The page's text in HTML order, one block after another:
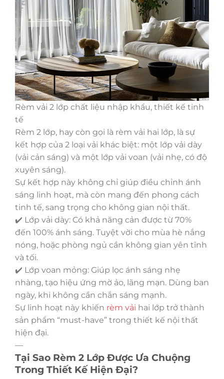
Rèm vải 2 lớp chất liệu nhập khẩu, thiết kế tinh
tế
Rèm 2 lớp, hay còn gọi là rèm vải hai lớp, là sự
kết hợp của 2 loại vải khác biệt: một lớp vải dày
(vải cản sáng) và một lớp vải voan (vải nhẹ, có độ
xuyên sáng).
Sự kết hợp này không chỉ giúp điều chỉnh ánh
sáng linh hoạt, mà còn mang đến phong cách
tinh tế, sang trọng cho không gian nội thất.
✔️ Lớp vải dày: Có khả năng cản được từ 70%
đến 100% ánh sáng. Tuyệt vời cho mùa hè nắng
nóng, hoặc phòng ngủ cần không gian yên tĩnh
và tối.
✔️ Lớp voan mỏng: Giúp lọc ánh sáng nhẹ
nhàng, tạo hiệu ứng mờ ảo, lãng mạn. Dùng ban
ngày, khi không cần chắn sáng mạnh.
Sự linh hoạt này khiến rèm vải hai lớp trở thành
sản phẩm “must-have” trong thiết kế nội thất
hiện đại.
—
Tại Sao Rèm 2 Lớp Được Ưa Chuộng
Trong Thiết Kế Hiện Đại?